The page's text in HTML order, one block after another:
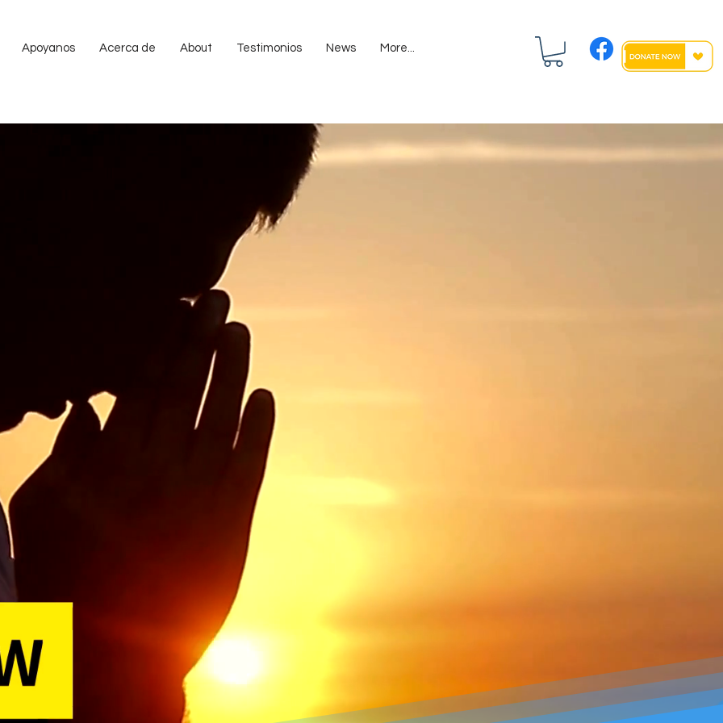
Apoyanos Acerca de About Testimonios News More...